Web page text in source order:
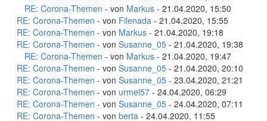
RE: Corona-Themen - von Markus - 21.04.2020, 15:50
RE: Corona-Themen - von Filenada - 21.04.2020, 15:55
RE: Corona-Themen - von Markus - 21.04.2020, 19:18
RE: Corona-Themen - von Susanne_05 - 21.04.2020, 19:38
RE: Corona-Themen - von Markus - 21.04.2020, 19:47
RE: Corona-Themen - von Susanne_05 - 21.04.2020, 20:10
RE: Corona-Themen - von Susanne_05 - 23.04.2020, 21:21
RE: Corona-Themen - von urmel57 - 24.04.2020, 06:29
RE: Corona-Themen - von Susanne_05 - 24.04.2020, 07:11
RE: Corona-Themen - von berta - 24.04.2020, 11:55